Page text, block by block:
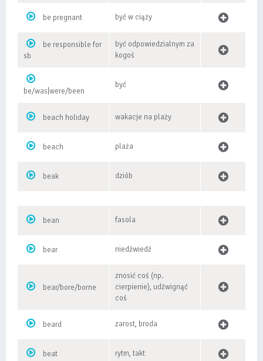
be pregnant być w ciąży
be responsible for
sb
być odpowiedzialnym za
kogoś
be/was|were/been
być
beach holiday wakacje na plaży
beach plaża
beak dziób
bean fasola
bear niedźwiedź
bear/bore/borne
znosić coś (np.
cierpienie), udźwignąć
coś
beard zarost, broda
beat rytm, takt